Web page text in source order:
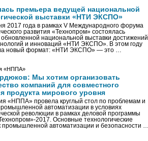
премьера ведущей национальной
выставки «НТИ ЭКСПО»
2017 года в рамках V Международного форума
развития «Технопром» состоялась
национальной выставки достижений
и инноваций «НТИ ЭКСПО». В этом году
новый формат: «НТИ ЭКСПО» — это …
«НППА»
Мы хотим организовать
компаний для совместного
продукта мирового уровня
«НППА» провела круглый стол по проблемам и
автоматизации в условиях
революции в рамках деловой программы
2017. Основные технологические
промышленной автоматизации и безопасности …